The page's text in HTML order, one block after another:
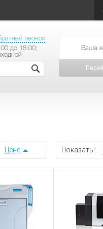
звонок
до 18:00;
Показать:
Цене